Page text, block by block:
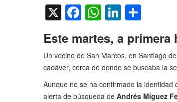
X Facebook
WhatsApp
LinkedIn
Este martes, a primera
Un vecino de San Marcos, en Santiago
cadáver, cerca de donde se buscaba la
Aunque no se ha confirmado la
alerta de búsqueda de Andrés Míguez